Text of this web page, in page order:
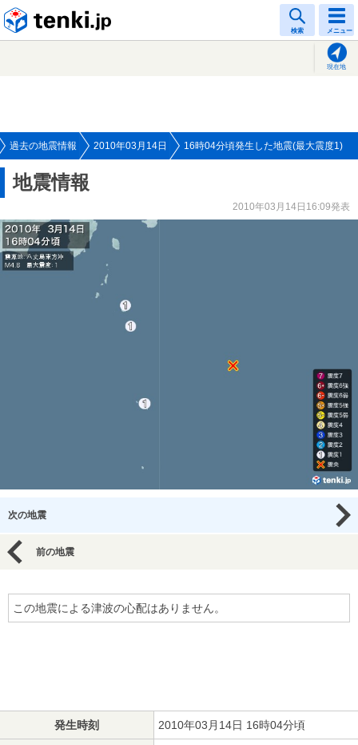
検索 メニュー
現在地
過去の地震情報 2010年03月14日 16時04分頃発生した地震(最大震度1)
地震情報
2010年03月14日16:09発表
次の地震
前の地震
この地震による津波の心配はありません。
発生時刻 2010年03月14日 16時04分頃